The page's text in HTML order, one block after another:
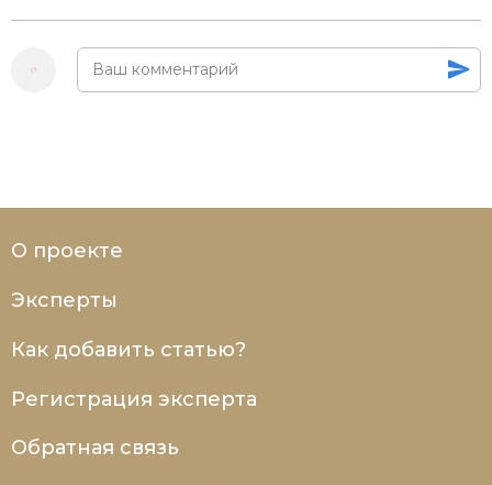
О проекте
Эксперты
Как добавить статью?
Регистрация эксперта
Обратная связь